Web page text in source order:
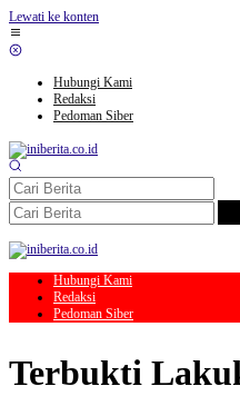
Lewati ke konten
Hubungi Kami
Redaksi
Pedoman Siber
Hubungi Kami
Redaksi
Pedoman Siber
Terbukti